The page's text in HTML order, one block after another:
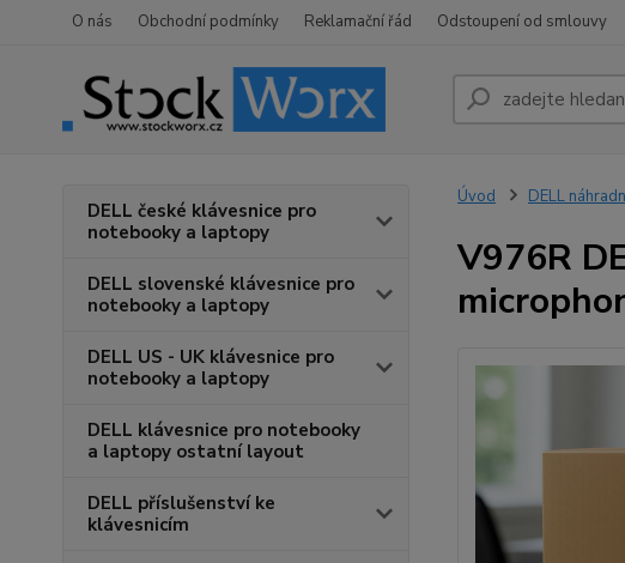
O nás Obchodní podmínky Reklamační řád Odstoupení od smlouvy
DELL české klávesnice pro
notebooky a laptopy
DELL slovenské klávesnice pro
notebooky a laptopy
DELL US - UK klávesnice pro
notebooky a laptopy
DELL klávesnice pro notebooky
a laptopy ostatní layout
DELL příslušenství ke
klávesnicím
Úvod DELL
V976R